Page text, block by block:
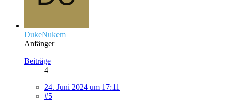
DukeNukem
Anfänger
Beiträge
4
24. Juni 2024 um 17:11
#5